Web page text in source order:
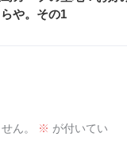
らや。その1
ん。 ※ が付いてい